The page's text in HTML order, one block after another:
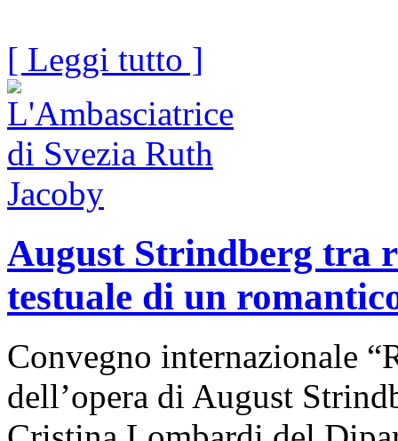
[ Leggi tutto ]
August Strindberg tra
testuale di un
Convegno internazionale
dell’opera di August